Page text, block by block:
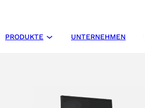
PRODUKTE UNTERNEHMEN